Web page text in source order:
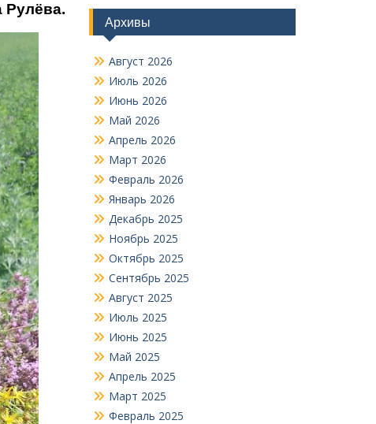
Рулёва.
Архивы
Август 2026
Июль 2026
Июнь 2026
Май 2026
Апрель 2026
Март 2026
Февраль 2026
Январь 2026
Декабрь 2025
Ноябрь 2025
Октябрь 2025
Сентябрь 2025
Август 2025
Июль 2025
Июнь 2025
Май 2025
Апрель 2025
Март 2025
Февраль 2025